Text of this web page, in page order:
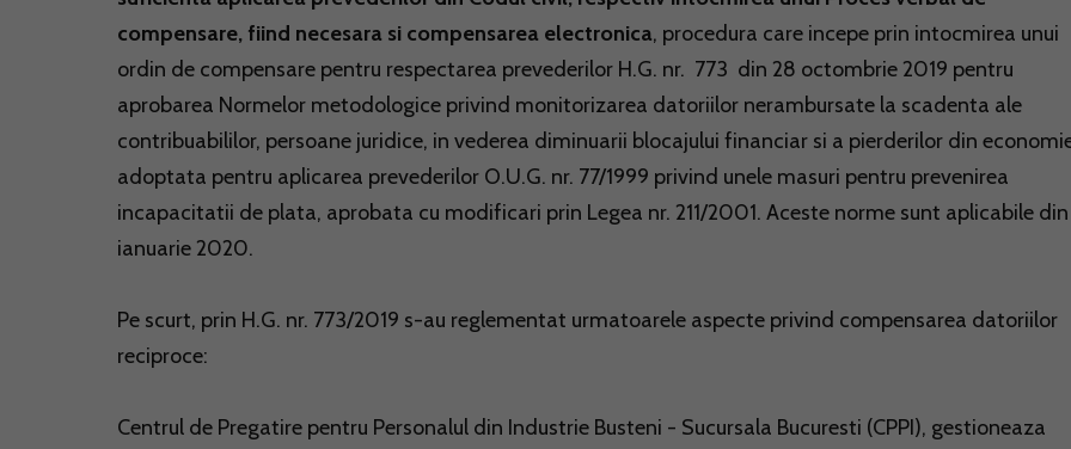
compensare, fiind necesara si compensarea electronica, procedura care incepe prin intocmirea unui
ordin de compensare pentru respectarea prevederilor H.G. nr. 773 din 28 octombrie 2019 pentru
aprobarea Normelor metodologice privind monitorizarea datoriilor nerambursate la scadenta ale
contribuabililor, persoane juridice, in vederea diminuarii blocajului financiar si a pierderilor din
adoptata pentru aplicarea prevederilor O.U.G. nr. 77/1999 privind unele masuri pentru prevenirea
incapacitatii de plata, aprobata cu modificari prin Legea nr. 211/2001. Aceste norme sunt aplicabile
ianuarie 2020.
Pe scurt, prin H.G. nr. 773/2019 s-au reglementat urmatoarele aspecte privind compensarea datoriilor
reciproce:
Centrul de Pregatire pentru Personalul din Industrie Busteni - Sucursala Bucuresti (CPPI), gestioneaza